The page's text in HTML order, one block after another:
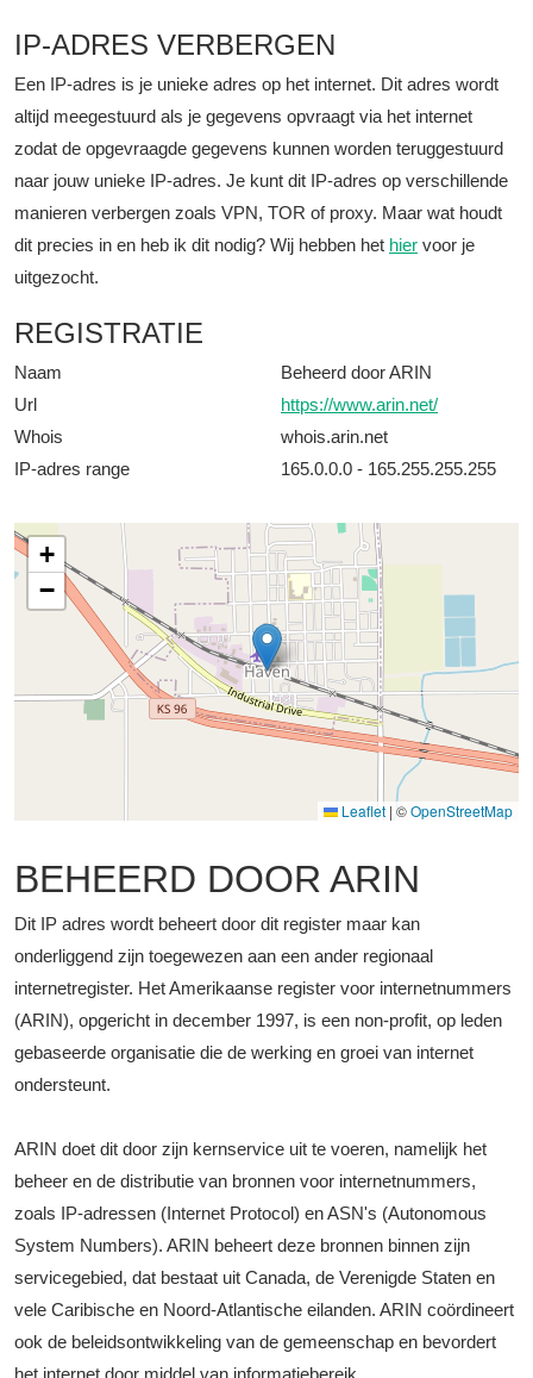
IP-ADRES VERBERGEN
Een IP-adres is je unieke adres op het internet. Dit adres wordt
altijd meegestuurd als je gegevens opvraagt via het internet
zodat de opgevraagde gegevens kunnen worden teruggestuurd
naar jouw unieke IP-adres. Je kunt dit IP-adres op verschillende
manieren verbergen zoals VPN, TOR of proxy. Maar wat houdt
dit precies in en heb ik dit nodig? Wij hebben het hier voor je
uitgezocht.
REGISTRATIE
Naam
Beheerd door ARIN
Url
https://www.arin.net/
Whois
whois.arin.net
IP-adres range
165.0.0.0 - 165.255.255.255
+
−
Leaflet | ©OpenStreetMap
BEHEERD DOOR ARIN
Dit IP adres wordt beheert door dit register maar kan
onderliggend zijn toegewezen aan een ander regionaal
internetregister. Het Amerikaanse register voor internetnummers
(ARIN), opgericht in december 1997, is een non-profit, op leden
gebaseerde organisatie die de werking en groei van internet
ondersteunt.
ARIN doet dit door zijn kernservice uit te voeren, namelijk het
beheer en de distributie van bronnen voor internetnummers,
zoals IP-adressen (Internet Protocol) en ASN's (Autonomous
System Numbers). ARIN beheert deze bronnen binnen zijn
servicegebied, dat bestaat uit Canada, de Verenigde Staten en
vele Caribische en Noord-Atlantische eilanden. ARIN coördineert
ook de beleidsontwikkeling van de gemeenschap en bevordert
het internet door middel van informatiebereik.